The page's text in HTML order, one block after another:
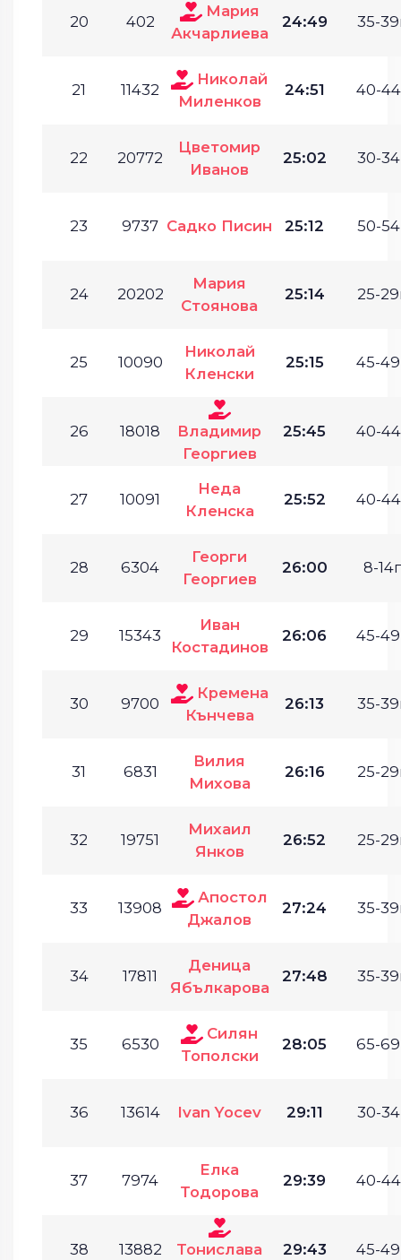
20 402
Мария
Акчарлиева
24:49 35-
21 11432
Николай
Миленков
24:51 40-
22 20772
Цветомир
Иванов
25:02 30-
23 9737 Садко Писин 25:12 50-
24 20202
Мария
Стоянова
25:14 25-
25 10090
Николай
Кленски
25:15 45-
26 18018
Владимир
Георгиев
25:45 40-
27 10091
Неда
Кленска
25:52 40-
28 6304
Георги
Георгиев
26:00 8-
29 15343
Иван
Костадинов
26:06 45-
30 9700
Кремена
Кънчева
26:13 35-
31 6831
Вилия
Михова
26:16 25-
32 19751
Михаил
Янков
26:52 25-
33 13908
Апостол
Джалов
27:24 35-
34 17811
Деница
Ябълкарова
27:48 35-
35 6530
Силян
Тополски
28:05 65-
36 13614 Ivan Yocev 29:11 30-
37 7974
Елка
Тодорова
29:39 40-
38 13882 Тонислава 29:43 45-